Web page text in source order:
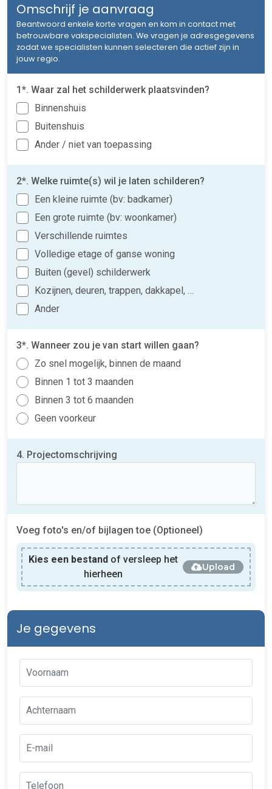
Omschrijf je aanvraag
Beantwoord enkele korte vragen en kom in contact met
betrouwbare vakspecialisten. We vragen je adresgegevens
zodat we specialisten kunnen selecteren die actief zijn in
jouw regio.
1*. Waar zal het schilderwerk plaatsvinden?
Binnenshuis
Buitenshuis
Ander / niet van toepassing
2*. Welke ruimte(s) wil je laten schilderen?
Een kleine ruimte (bv: badkamer)
Een grote ruimte (bv: woonkamer)
Verschillende ruimtes
Volledige etage of ganse woning
Buiten (gevel) schilderwerk
Kozijnen, deuren, trappen, dakkapel, …
Ander
3*. Wanneer zou je van start willen gaan?
Zo snel mogelijk, binnen de maand
Binnen 1 tot 3 maanden
Binnen 3 tot 6 maanden
Geen voorkeur
4. Projectomschrijving
Voeg foto's en/of bijlagen toe (Optioneel)
Kies een bestand of versleep het
hierheen
Upload
Je gegevens